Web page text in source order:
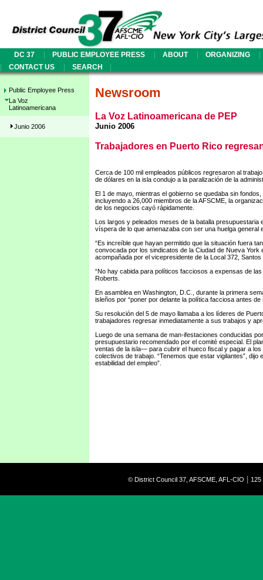
DC 37 | PUBLIC EMPLOYEE PRESS | ABOUT | ORGANIZING
|
|
CONTACT US | SEARCH |
Public Employee Press
La Voz
Latinoamericana
Junio 2006
Newsroom
La Voz Latinoamericana de PEP
Junio 2006
Trabajadores en Puerto Rico
Cerca de 100 mil empleados públicos regresaron al
de dólares en la isla condujo a la paralización de la
El 1 de mayo, mientras el gobierno se quedaba sin
incluyendo a 26,000 miembros de la AFSCME, la
de los negocios cayó rápidamente.
Los largos y peleados meses de la batalla presupuestaria
víspera de lo que amenazaba con ser una huelga
“Es increíble que hayan permitido que la situación fuera
convocada por los sindicatos de la Ciudad de Nueva
acompañada por el vicepresidente de la Local 372,
“No hay cabida para políticos facciosos a expensas de
Roberts.
En asamblea en Washington, D.C., durante la primera
isleños por “poner por delante la política facciosa antes
Su resolución del 5 de mayo llamaba a los líderes de
trabajadores regresar inmediatamente a sus trabajos y
Luego de una semana de man-ifestaciones conducidas
presupuestario recomendado por el comité especial. El
ventas de la isla— para cubrir el hueco fiscal y pagar a
colectivos de trabajo. “Tenemos que estar vigilantes”,
estabilidad del empleo”.
© District Council 37, AFSCME, AFL-CIO 125